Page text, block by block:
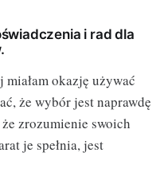
i rad dla
okazję używać
że wybór jest naprawdę
zrozumienie swoich
je spełnia, jest